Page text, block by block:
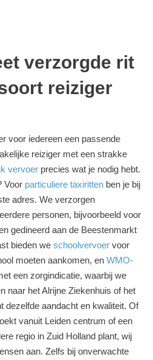
verzorgde rit
reiziger
voor iedereen een passende
reiziger met een strakke
vervoer precies wat je nodig hebt.
Voor particuliere taxiritten ben je bij
adres. We verzorgen
personen, bijvoorbeeld voor
gedineerd aan de Beestenmarkt
bieden we schoolvervoer voor
moeten aankomen, en WMO-
een zorgindicatie, waarbij we
naar het Alrijne Ziekenhuis of het
dezelfde aandacht en kwaliteit. Of
vanuit Leiden centrum of een
regio in Zuid Holland plant, wij
aan. Zelfs bij onverwachte